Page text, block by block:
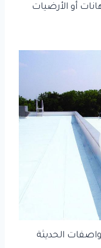
أو الأرضيات
الحديثة